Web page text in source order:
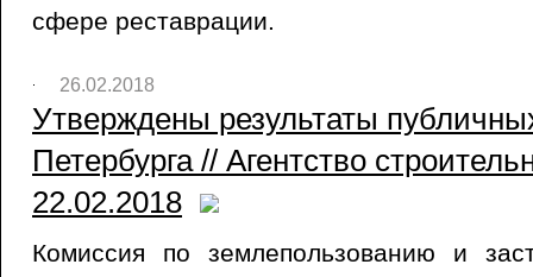
сфере реставрации.
26.02.2018
Утверждены результаты
Петербурга // Агентство
22.02.2018
Комиссия по землепользованию и